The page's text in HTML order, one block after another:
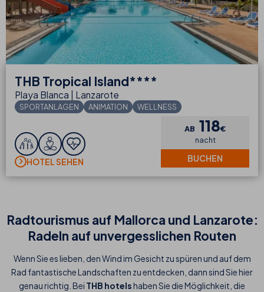
THB Tropical Island****
Playa Blanca | Lanzarote
SPORTANLAGEN ANIMATION WELLNESS
HOTEL SEHEN
AB 118€
nacht
BUCHEN
Radtourismus auf Mallorca und Lanzarote:
Radeln auf unvergesslichen Routen
Wenn Sie es lieben, den Wind im Gesicht zu spüren und auf dem
Rad fantastische Landschaften zu entdecken, dann sind Sie hier
genau richtig. Bei THB hotelshaben Sie die Möglichkeit, die